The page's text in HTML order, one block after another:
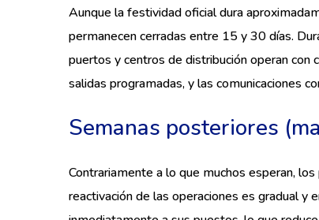
Aunque la festividad oficial dura
permanecen cerradas entre 15 y 30 días.
puertos y centros de distribución operan con
salidas programadas, y las comunicaciones
Semanas posteriores
Contrariamente a lo que muchos esperan,
reactivación de las operaciones es gradual